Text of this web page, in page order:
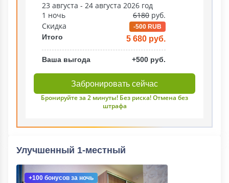
23 августа - 24 августа 2026 год
1 ночь
6180 руб.
Скидка
-500 RUB
Итого 5 680 руб.
Ваша выгода +500 руб.
Забронировать сейчас
Бронируйте за 2 минуты! Без риска! Отмена без
штрафа
Улучшенный 1-местный
+100 бонусов за ночь